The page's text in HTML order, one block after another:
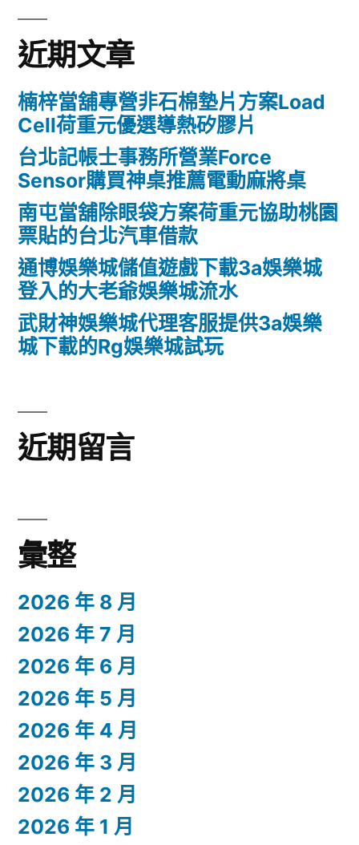
字:
近期文章
楠梓當舖專營非石棉墊片方案Load
Cell荷重元優選導熱矽膠片
台北記帳士事務所營業Force
Sensor購買神桌推薦電動麻將桌
南屯當舖除眼袋方案荷重元協助桃園
票貼的台北汽車借款
通博娛樂城儲值遊戲下載3a娛樂城
登入的大老爺娛樂城流水
武財神娛樂城代理客服提供3a娛樂
城下載的Rg娛樂城試玩
近期留言
彙整
2026 年 8 月
2026 年 7 月
2026 年 6 月
2026 年 5 月
2026 年 4 月
2026 年 3 月
2026 年 2 月
2026 年 1 月